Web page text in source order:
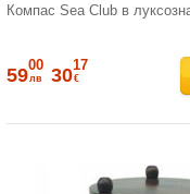
Компас Sea Club в
5900
лв 3017
€